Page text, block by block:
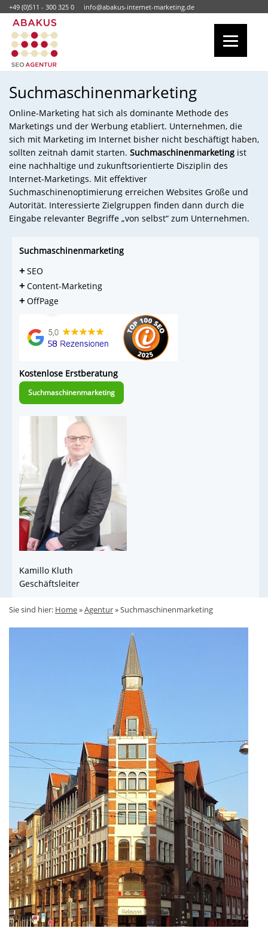
+49 (0)511 - 300 325 0 info@abakus-internet-marketing.de
Suchmaschinenmarketing
Online-Marketing hat sich als dominante Methode des
Marketings und der Werbung etabliert. Unternehmen, die
sich mit Marketing im Internet bisher nicht beschäftigt haben,
sollten zeitnah damit starten. Suchmaschinenmarketing ist
eine nachhaltige und zukunftsorientierte Disziplin des
Internet-Marketings. Mit effektiver
Suchmaschinenoptimierung erreichen Websites Größe und
Autorität. Interessierte Zielgruppen finden dann durch die
Eingabe relevanter Begriffe „von selbst“ zum Unternehmen.
Suchmaschinenmarketing
+ SEO
+ Content-Marketing
+ OffPage
Kostenlose Erstberatung
Suchmaschinenmarketing
Kamillo Kluth
Geschäftsleiter
Sie sind hier: Home»Agentur»Suchmaschinenmarketing